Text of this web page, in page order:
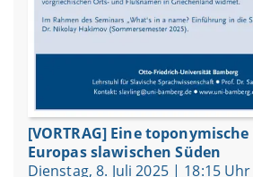
[VORTRAG] Eine
Europas slawischen Süden
Dienstag, 8. Juli 2025 | 18:15